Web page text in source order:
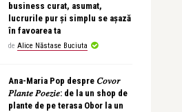
business curat, asumat,
lucrurile pur și simplu se așază
în favoarea ta
de Alice Năstase Buciuta
Ana-Maria Pop despre 𝐶𝑜𝑣𝑜𝑟
𝑃𝑙𝑎𝑛𝑡𝑒 𝑃𝑜𝑒𝑧𝑖𝑒: de la un shop de
plante de pe terasa Obor la un